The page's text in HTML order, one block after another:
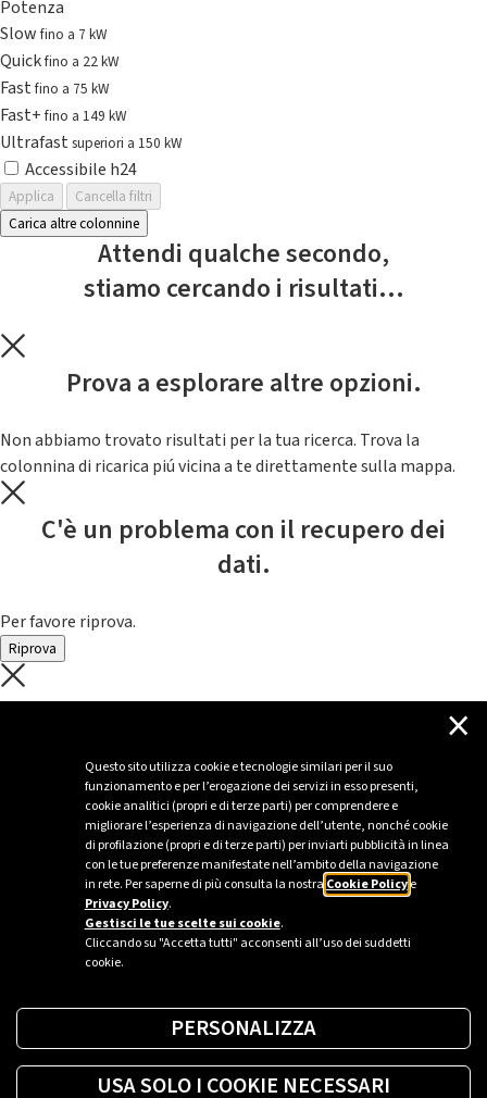
Questo sito utilizza cookie e tecnologie similari per il suo
funzionamento e per l’erogazione dei servizi in esso presenti,
cookie analitici (propri e di terze parti) per comprendere e
migliorare l’esperienza di navigazione dell’utente, nonché cookie
di profilazione (propri e di terze parti) per inviarti pubblicità in linea
con le tue preferenze manifestate nell’ambito della navigazione
in rete. Per saperne di più consulta la nostra Cookie Policye
Privacy Policy.
Gestisci le tue scelte sui cookie.
Cliccando su "Accetta tutti" acconsenti all’uso dei suddetti
cookie.
×
PERSONALIZZA
USA SOLO I COOKIE NECESSARI
Potenza
Slowfino a 7 kW
Quickfino a 22 kW
Fastfino a 75 kW
Fast+fino a 149 kW
Ultrafast superiori a 150 kW
Accessibile h24
Applica
Cancella filtri
Carica altre colonnine
Attendi qualche secondo,
stiamo cercando i risultati...
Prova a esplorare altre opzioni.
Non abbiamo trovato risultati per la tua ricerca. Trova la
colonnina di ricarica piú vicina a te direttamente sulla mappa.
C'è un problema con il recupero dei
dati.
Per favore riprova.
Riprova
C'è un problema con il recupero dei
Per favore riprova piú tardi
Sei un’azienda o una PA?
Trova la soluzione più giusta per te.
Richiedi una colonnina